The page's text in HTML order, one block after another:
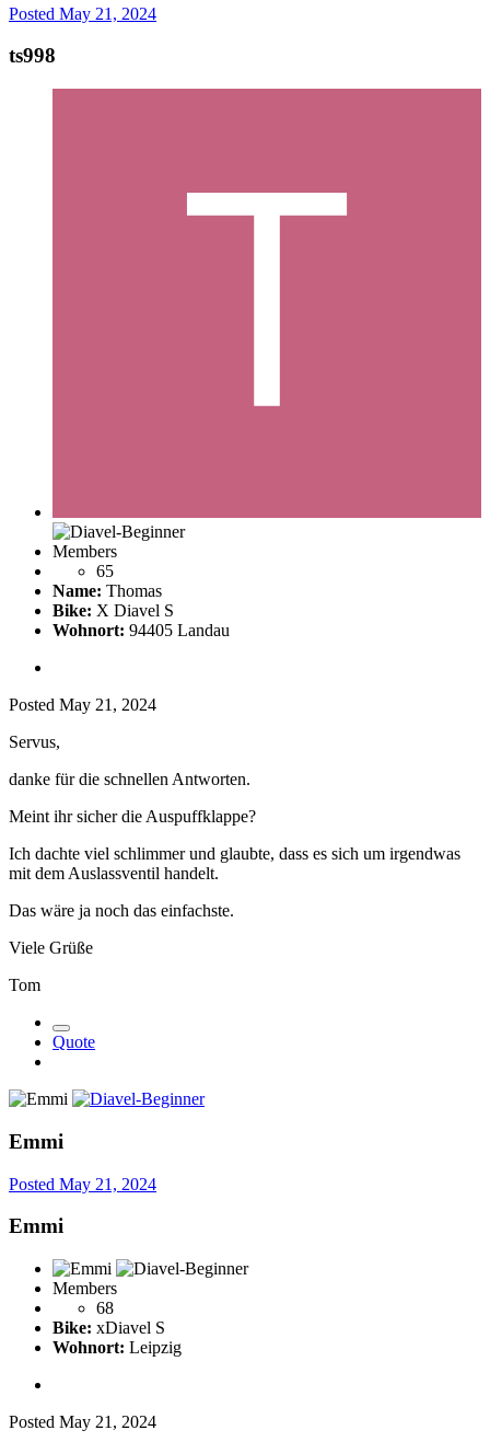
Posted May 21, 2024
ts998
Members
65
Name: Thomas
Bike: X Diavel S
Wohnort: 94405 Landau
Posted May 21, 2024
Servus,
danke für die schnellen Antworten.
Meint ihr sicher die Auspuffklappe?
Ich dachte viel schlimmer und glaubte, dass es sich um irgendwas
mit dem Auslassventil handelt.
Das wäre ja noch das einfachste.
Viele Grüße
Tom
Quote
Emmi
Posted May 21, 2024
Emmi
Members
68
Bike: xDiavel S
Wohnort: Leipzig
Posted May 21, 2024